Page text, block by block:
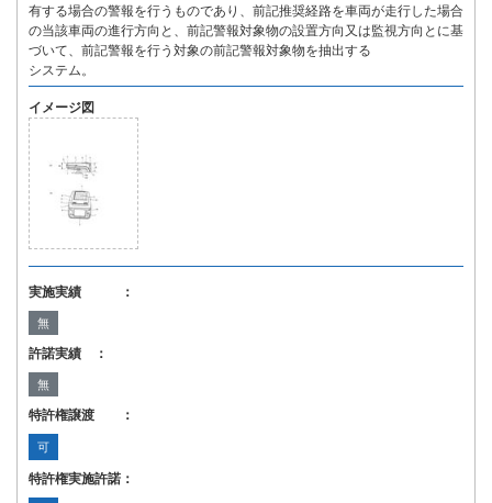
有する場合の警報を行うものであり、前記推奨経路を車両が走行した場合
の当該車両の進行方向と、前記警報対象物の設置方向又は監視方向とに基
づいて、前記警報を行う対象の前記警報対象物を抽出する
システム。
イメージ図
実施実績 ：
無
許諾実績 ：
無
特許権譲渡 ：
可
特許権実施許諾：